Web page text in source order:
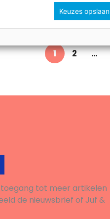
1 2 …
tot meer artikelen
de nieuwsbrief of Juf &
Keuzes opslaan